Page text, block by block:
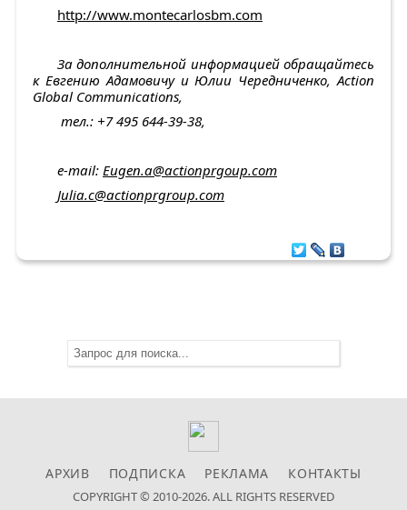
http://www.montecarlosbm.com
За дополнительной информацией обращайтесь
к Евгению Адамовичу и Юлии Чередниченко, Action
Global Communications,
тел.: +7 495 644-39-38,
e-mail: Eugen.a@actionprgoup.com
Julia.c@actionprgroup.com
АРХИВ ПОДПИСКА РЕКЛАМА КОНТАКТЫ
COPYRIGHT © 2010-2026. ALL RIGHTS RESERVED